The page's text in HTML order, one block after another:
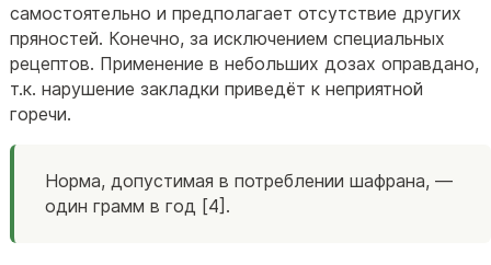
самостоятельно и предполагает отсутствие других
пряностей. Конечно, за исключением специальных
рецептов. Применение в небольших дозах оправдано,
т.к. нарушение закладки приведёт к неприятной
горечи.
Норма, допустимая в потреблении шафрана, —
один грамм в год [4].